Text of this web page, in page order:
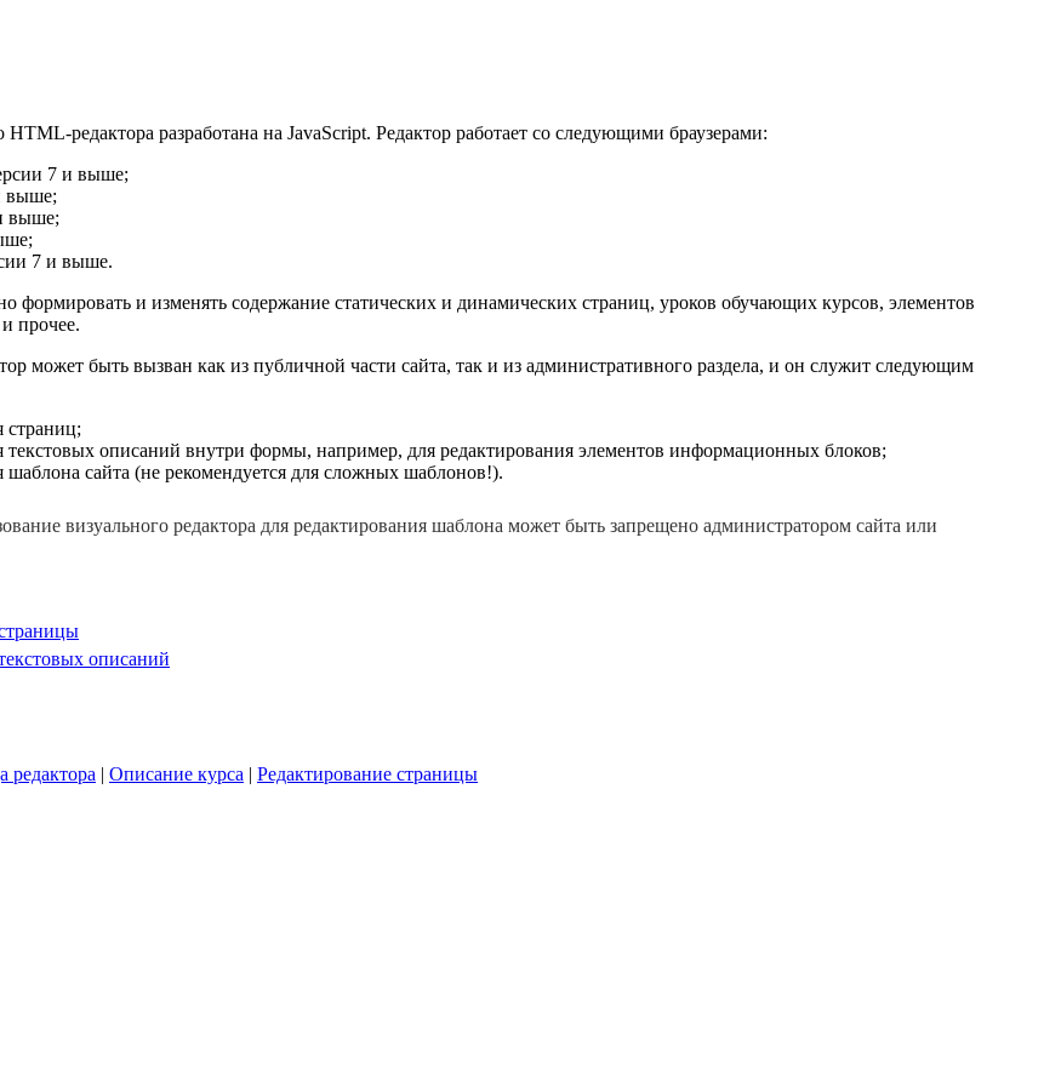
HTML-редактора разработана на JavaScript. Редактор работает со следующими браузерами:
7 и выше;
выше;
выше;
7 и выше.
формировать и изменять содержание статических и динамических страниц, уроков обучающих курсов, элементов
прочее.
может быть вызван как из публичной части сайта, так и из административного раздела, и он служит следующим
страниц;
текстовых описаний внутри формы, например, для редактирования элементов информационных блоков;
шаблона сайта (не рекомендуется для сложных шаблонов!).
визуального редактора для редактирования шаблона может быть запрещено администратором сайта или
описаний
редактора | Описание курса | Редактирование страницы